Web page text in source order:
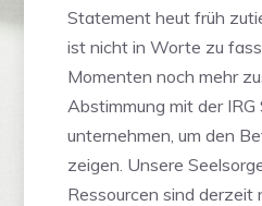
Statement heut früh
ist nicht in Worte zu
Momenten noch mehr
Abstimmung mit der
unternehmen, um den
zeigen. Unsere
Ressourcen sind derzeit